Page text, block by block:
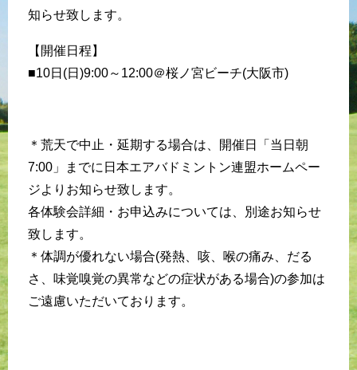
知らせ致します。
【開催日程】
■10日(日)9:00～12:00＠桜ノ宮ビーチ(大阪市)
＊荒天で中止・延期する場合は、開催日「当日朝
7:00」までに日本エアバドミントン連盟ホームペー
ジよりお知らせ致します。
各体験会詳細・お申込みについては、別途お知らせ
致します。
＊体調が優れない場合(発熱、咳、喉の痛み、だる
さ、味覚嗅覚の異常などの症状がある場合)の参加は
ご遠慮いただいております。